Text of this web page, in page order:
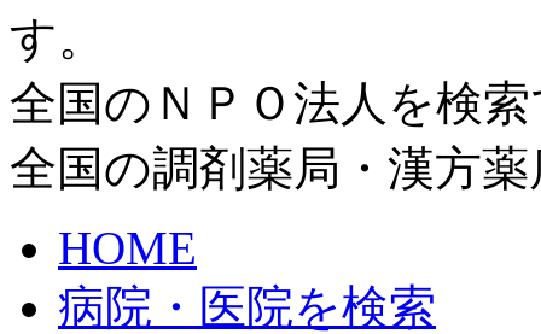
す。
全国のＮＰＯ法人を検
全国の調剤薬局・漢方
HOME
病院・医院を検索